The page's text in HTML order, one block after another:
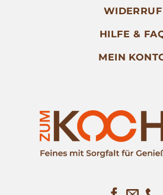
WIDERRUF
HILFE &
MEIN